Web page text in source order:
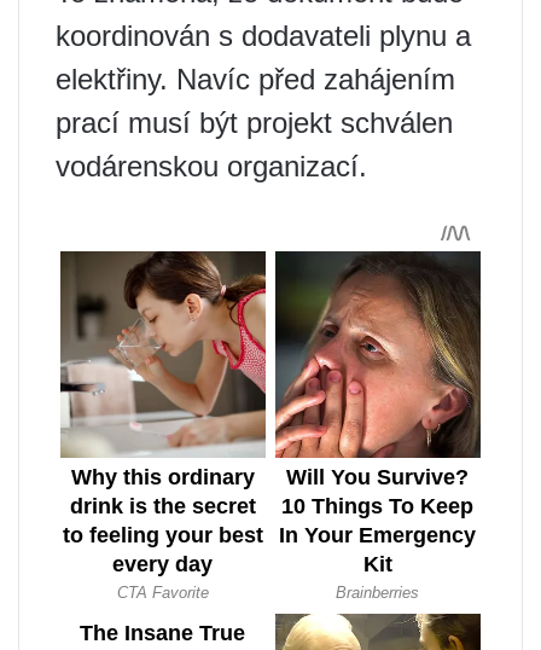
koordinován s dodavateli plynu a
elektřiny. Navíc před zahájením
prací musí být projekt schválen
vodárenskou organizací.